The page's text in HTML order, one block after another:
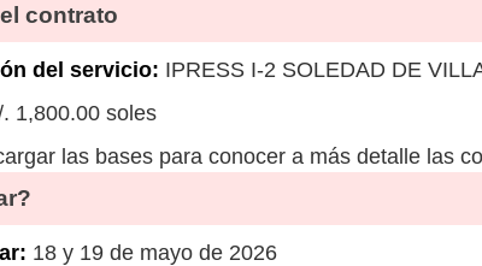
contrato
del servicio: IPRESS I-2 SOLEDAD DE
. 1,800.00 soles
las bases para conocer a más detalle las
18 y 19 de mayo de 2026